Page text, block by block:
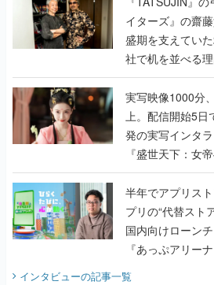
イターズ』の齋
盛期を支えてい
社で机を並べる
『TATSUJIN
んだレジェンド2
実写映像1000分
上。配信開始5日
発の実写インタ
『盛世天下：女
うこだわりをプ
半年でアプリストアを
プリの“代替スト
国内向けローン
『あっぷアリー
てみた
インタビューの記事一覧